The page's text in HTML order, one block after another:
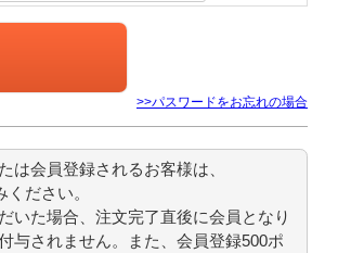
>>パスワードをお忘れの場合
は会員登録されるお客様は、
ださい。
いた場合、注文完了直後に会員となり
与されません。また、会員登録500ポ